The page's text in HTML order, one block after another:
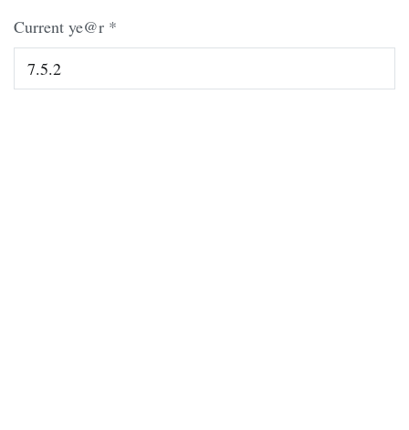
Current ye@r *